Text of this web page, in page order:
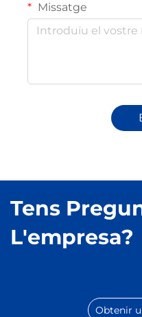
Missatge
Tens
L'empresa?
Obtenir